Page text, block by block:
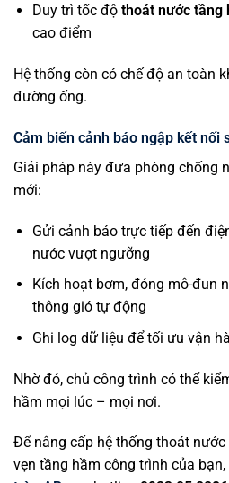
Duy trì tốc độ thoát nước tầng
cao điểm
Hệ thống còn có chế độ an toàn
đường ống.
Cảm biến cảnh báo ngập kết nối
Giải pháp này đưa phòng chống
mới:
Gửi cảnh báo trực tiếp đến
nước vượt ngưỡng
Kích hoạt bơm, đóng mô-đun
thông gió tự động
Ghi log dữ liệu để tối ưu vận
Nhờ đó, chủ công trình có thể
hầm mọi lúc – mọi nơi.
Để nâng cấp hệ thống thoát
vẹn tầng hầm công trình của bạn,